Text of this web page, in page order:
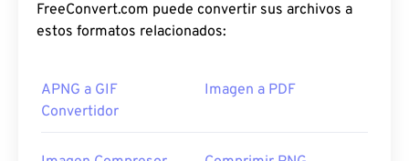
FreeConvert.com puede convertir sus archivos a
estos formatos relacionados:
APNG a GIF
Convertidor
Imagen a PDF